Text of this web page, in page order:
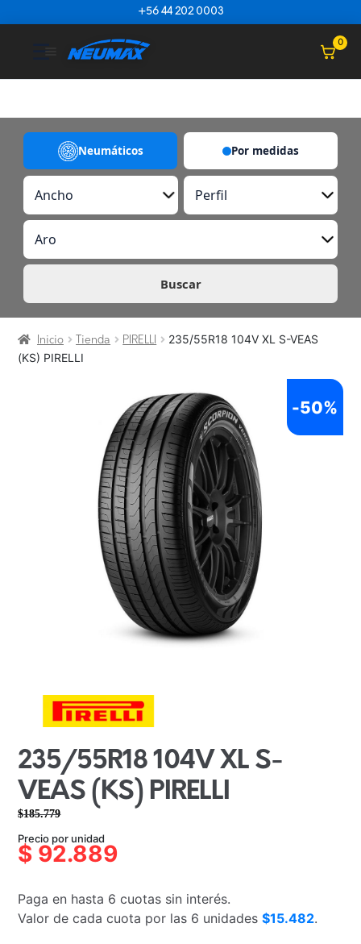
+56 44 202 0003
☰ 0
Neumáticos Por medidas
A
c
o
P
r
i
l
A
o
Buscar
Inicio Tienda PIRELLI
235/55R18 104V XL S-VEAS
(KS) PIRELLI
235/55R18 104V XL S-
VEAS (KS) PIRELLI
$185.779
precio
original
$185.779.
precio
actual
$92.889.
Precio por unidad
$ 92.889
Paga en hasta 6 cuotas sin interés.
Valor de cada cuota por las 6 unidades$15.482.
-50%